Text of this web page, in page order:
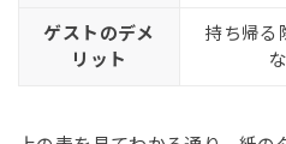
ゲストのデメ
リット
持ち帰る